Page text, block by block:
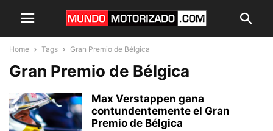
Home Tags Gran Premio de Bélgica
Gran Premio de Bélgica
Max Verstappen gana
contundentemente el Gran
Premio de Bélgica